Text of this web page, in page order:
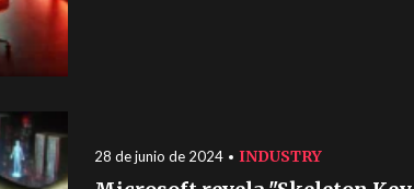
28 de junio de 2024 INDUSTRY